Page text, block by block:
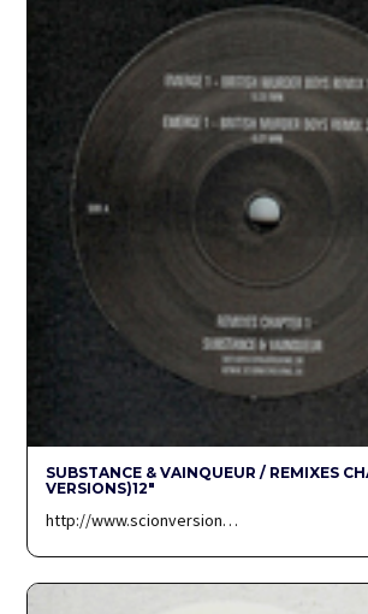
SUBSTANCE & VAINQUEUR / REMIXES
VERSIONS)12″
http://www.scionversion…